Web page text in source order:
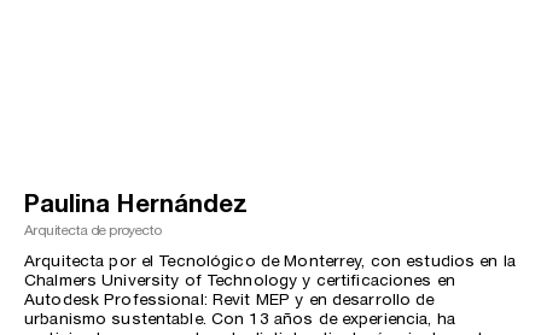
Paulina Hernández
Arquitecta de proyecto
Arquitecta por el Tecnológico de Monterrey, con estudios en la
Chalmers University of Technology y certificaciones en
Autodesk Professional: Revit MEP y en desarrollo de
urbanismo sustentable. Con 13 años de experiencia, ha